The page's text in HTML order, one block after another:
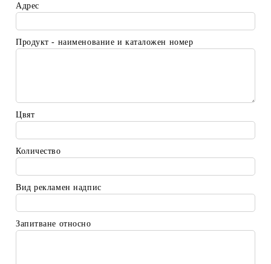
Адрес
Продукт - наименование и каталожен номер
Цвят
Количество
Вид рекламен надпис
Запитване относно